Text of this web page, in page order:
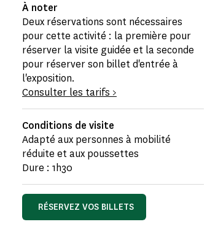
À noter
Deux réservations sont nécessaires
pour cette activité : la première pour
réserver la visite guidée et la seconde
pour réserver son billet d'entrée à
l'exposition.
Consulter les tarifs >
Conditions de visite
Adapté aux personnes à mobilité
réduite et aux poussettes
Dure : 1h30
RÉSERVEZ VOS BILLETS